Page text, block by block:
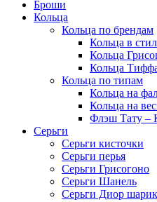
Броши
Кольца
Кольца по брендам
Кольца в
Кольца
Кольца
Кольца по типам
Кольца на
Кольца на
Флэш Тату –
Серьги
Серьги кисточки
Серьги перья
Серьги Грисогоно
Серьги Шанель
Серьги Диор